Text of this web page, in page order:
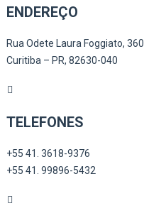
ENDEREÇO
Rua Odete Laura Foggiato, 360
Curitiba – PR, 82630-040
TELEFONES
+55 41. 3618-9376
+55 41. 99896-5432